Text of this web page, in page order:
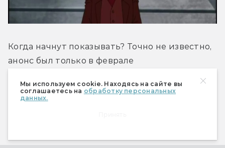
Мы используем cookie. Находясь на сайте вы
соглашаетесь на обработку персональных
данных.
Когда начнут показывать? Точно не известно,
анонс был только в феврале
Киновселенная: Marvel